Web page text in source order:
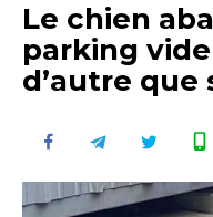
Le chien
parking
d’autre que